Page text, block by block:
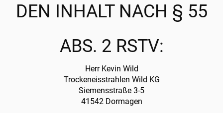
DEN INHALT NACH § 55
ABS. 2 RSTV:
Herr Kevin Wild
Trockeneisstrahlen Wild KG
Siemensstraße 3-5
41542 Dormagen